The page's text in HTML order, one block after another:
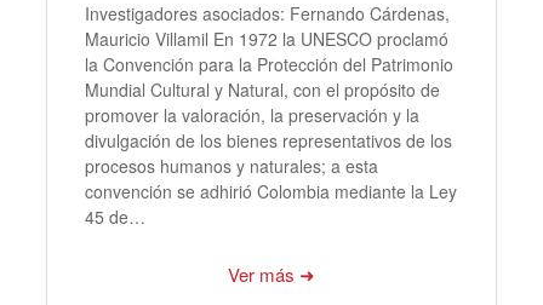
Investigadores asociados: Fernando Cárdenas,
Mauricio Villamil En 1972 la UNESCO proclamó
la Convención para la Protección del Patrimonio
Mundial Cultural y Natural, con el propósito de
promover la valoración, la preservación y la
divulgación de los bienes representativos de los
procesos humanos y naturales; a esta
convención se adhirió Colombia mediante la Ley
45 de…
Ver más ➜